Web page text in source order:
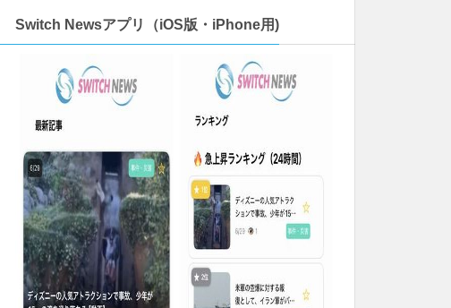
Switch Newsアプリ（iOS版・iPhone用)